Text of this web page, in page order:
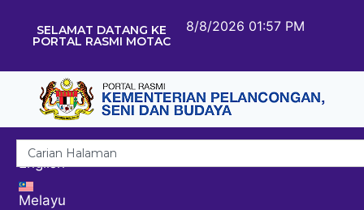
SELAMAT DATANG KE
PORTAL RASMI MOTAC
8/8/2026 01:57 PM
English
Melayu